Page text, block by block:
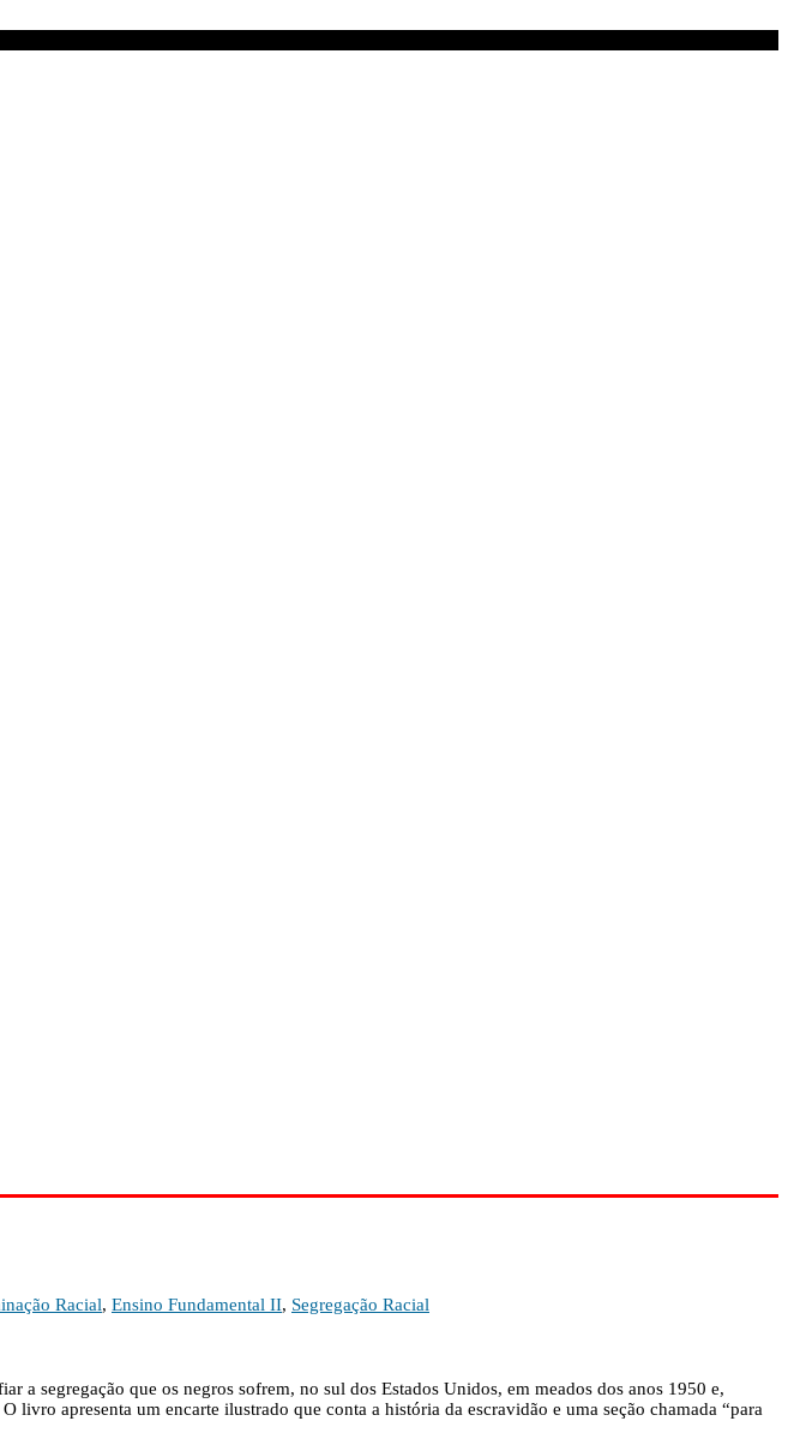
Racial, Ensino Fundamental II, Segregação Racial
a segregação que os negros sofrem, no sul dos Estados Unidos, em meados dos anos 1950 e,
apresenta um encarte ilustrado que conta a história da escravidão e uma seção chamada “para